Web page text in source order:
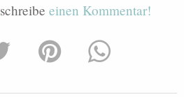
schreibe einen Kommentar!